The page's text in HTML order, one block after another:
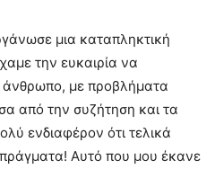
μια καταπληκτική
την ευκαιρία να
με προβλήματα
από την συζήτηση και τα
ενδιαφέρον ότι τελικά
Αυτό που μου έκανε